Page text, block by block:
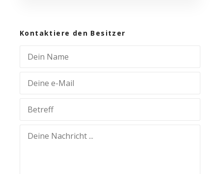
Kontaktiere den Besitzer